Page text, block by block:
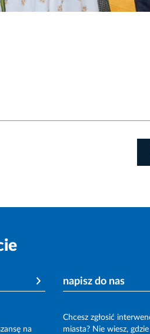
na
napisz do nas
Chcesz zgłosić
miasta? Nie wiesz,